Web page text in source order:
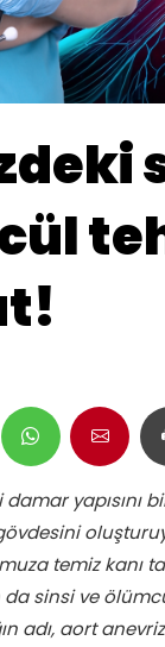
yapısını
temiz kanı
sinsi ve
adı, aort